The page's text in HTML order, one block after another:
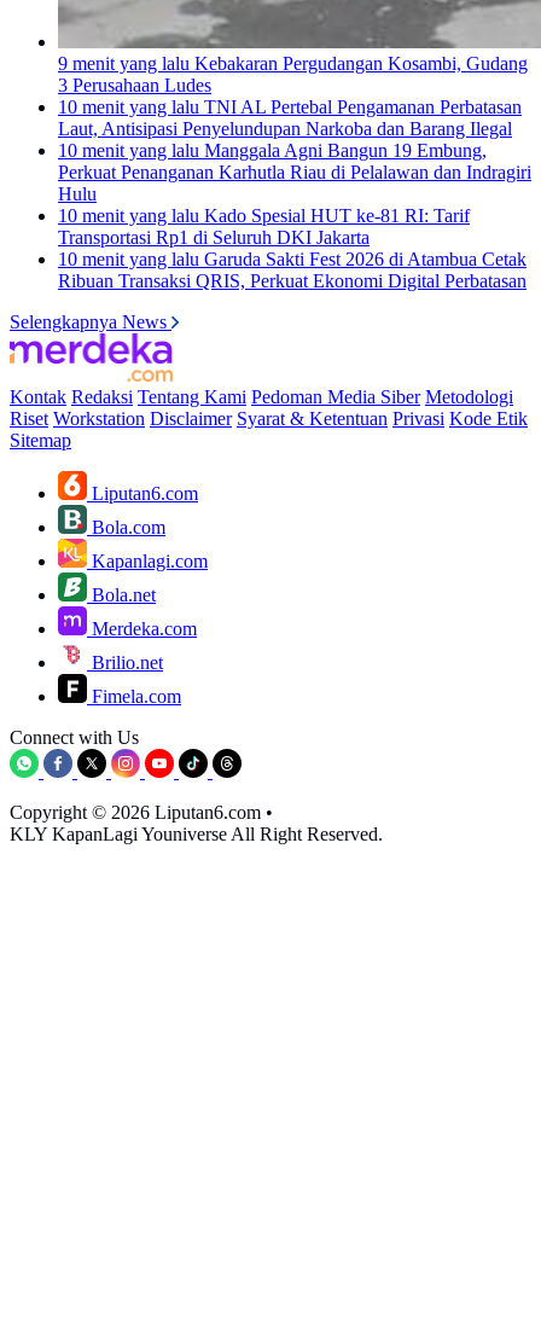
9 menit yang lalu Kebakaran Pergudangan Kosambi, Gudang
3 Perusahaan Ludes
10 menit yang lalu TNI AL Pertebal Pengamanan Perbatasan
Laut, Antisipasi Penyelundupan Narkoba dan Barang Ilegal
10 menit yang lalu Manggala Agni Bangun 19 Embung,
Perkuat Penanganan Karhutla Riau di Pelalawan dan Indragiri
Hulu
10 menit yang lalu Kado Spesial HUT ke-81 RI: Tarif
Transportasi Rp1 di Seluruh DKI Jakarta
10 menit yang lalu Garuda Sakti Fest 2026 di Atambua Cetak
Ribuan Transaksi QRIS, Perkuat Ekonomi Digital Perbatasan
Selengkapnya News
Kontak Redaksi Tentang Kami Pedoman Media Siber Metodologi
Riset Workstation Disclaimer Syarat & Ketentuan Privasi Kode Etik
Sitemap
Liputan6.com
Bola.com
Kapanlagi.com
Bola.net
Merdeka.com
Brilio.net
Fimela.com
Connect with Us
Copyright © 2026 Liputan6.com •
KLY KapanLagi Youniverse All Right Reserved.